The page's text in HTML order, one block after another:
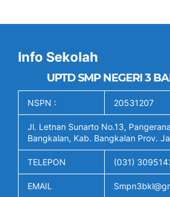
Info Sekolah
UPTD SMP NEGERI 3
NSPN : 20531207
Jl. Letnan Sunarto No.13,
Bangkalan, Kab. Bangkalan Prov.
TELEPON (031)
EMAIL